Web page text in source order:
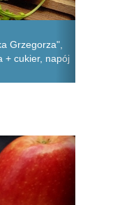
Grzegorza",
+ cukier, napój
Next